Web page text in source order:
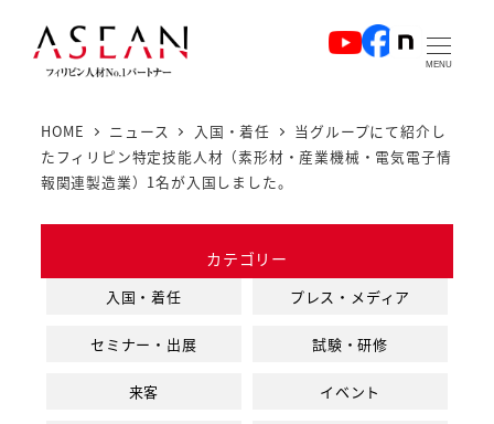
MENU
HOME ニュース 入国・着任
当グループにて紹介し
たフィリピン特定技能人材（素形材・産業機械・電気電子情
報関連製造業）1名が入国しました。
カテゴリー
入国・着任 プレス・メディア
セミナー・出展 試験・研修
来客 イベント